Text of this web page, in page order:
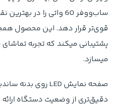
ساب‌ووفر 60 واتی را در
قوی‌تر قرار دهد. این محصول
پشتیبانی میکند که تجربه
میسازد.
دقیق‌تری از وضعیت دستگاه